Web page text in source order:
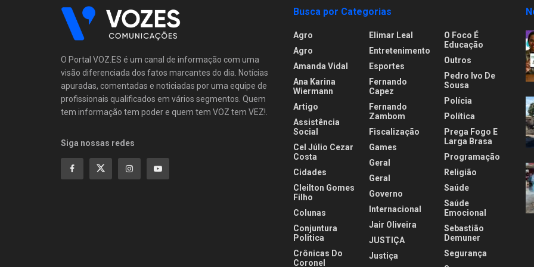
O Portal VOZ.ES é um canal de informação com uma
visão diferenciada dos fatos marcantes do dia. Notícias
apuradas, comentadas e noticiadas por uma equipe de
profissionais qualificados em vários segmentos. Quem
tem informação tem poder e quem tem VOZ tem VEZ!.
Siga nossas redes
Busca por Categorias
Agro
Agro
Amanda Vidal
Ana Karina
Wiermann
Artigo
Assistência
Social
Cel Júlio Cezar
Costa
Cidades
Cleilton Gomes
Filho
Colunas
Conjuntura
Politica
Crônicas Do
Coronel
Elimar Leal
Entretenimento
Esportes
Fernando
Capez
Fernando
Zambom
Fiscalização
Games
Geral
Geral
Governo
Internacional
Jair Oliveira
JUSTIÇA
Justiça
O Foco É
Educação
Outros
Pedro Ivo De
Sousa
Polícia
Política
Prega Fogo E
Larga Brasa
Programação
Religião
Saúde
Saúde
Emocional
Sebastião
Demuner
Segurança